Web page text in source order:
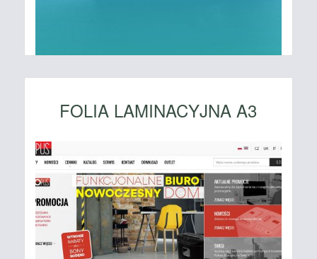
FOLIA LAMINACYJNA A3